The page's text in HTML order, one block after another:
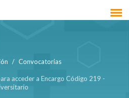
Convocatorias
acceder a Encargo Código 219 -